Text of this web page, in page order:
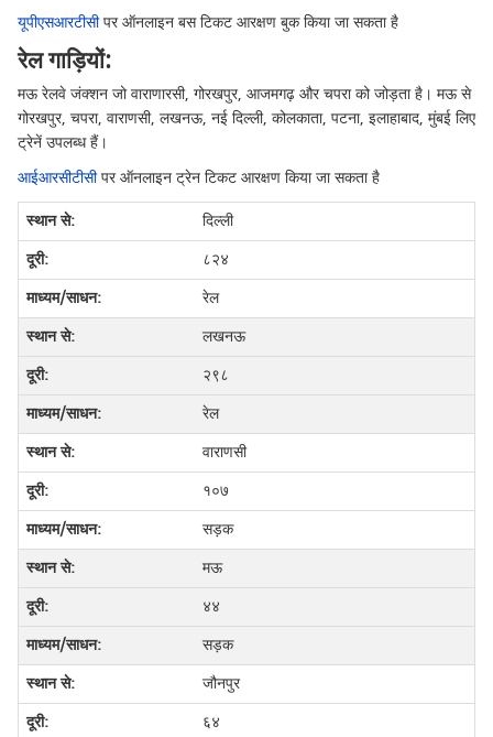
यूपीएसआरटीसीपर ऑनलाइन बस टिकट आरक्षण बुक किया जा सकता है
रेल गाड़ियों:
मऊ रेलवे जंक्शन जो वाराणारसी, गोरखपुर, आजमगढ़ और चपरा को जोड़ता है। मऊ से
गोरखपुर, चपरा, वाराणसी, लखनऊ, नई दिल्ली, कोलकाता, पटना, इलाहाबाद, मुंबई लिए
ट्रेनें उपलब्ध हैं।
आईआरसीटीसीपर ऑनलाइन ट्रेन टिकट आरक्षण किया जा सकता है
दिल्ली
८२४
रेल
लखनऊ
२९८
रेल
वाराणसी
१०७
सड़क
मऊ
४४
सड़क
जौनपुर
६४